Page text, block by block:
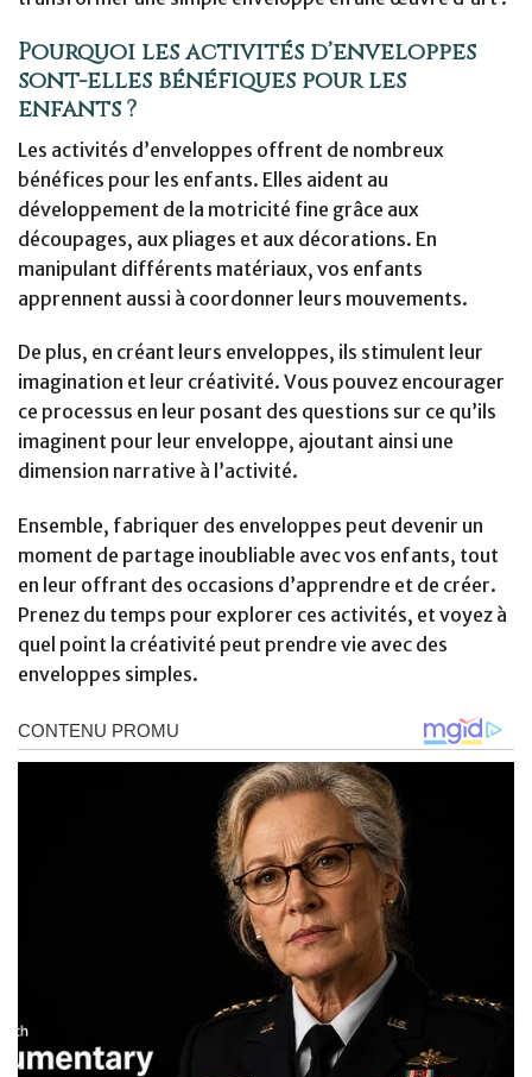
Pourquoi les activités d’enveloppes
sont-elles bénéfiques pour les
enfants ?
Les activités d’enveloppes offrent de nombreux
bénéfices pour les enfants. Elles aident au
développement de la motricité fine grâce aux
découpages, aux pliages et aux décorations. En
manipulant différents matériaux, vos enfants
apprennent aussi à coordonner leurs mouvements.
De plus, en créant leurs enveloppes, ils stimulent leur
imagination et leur créativité. Vous pouvez encourager
ce processus en leur posant des questions sur ce qu’ils
imaginent pour leur enveloppe, ajoutant ainsi une
dimension narrative à l’activité.
Ensemble, fabriquer des enveloppes peut devenir un
moment de partage inoubliable avec vos enfants, tout
en leur offrant des occasions d’apprendre et de créer.
Prenez du temps pour explorer ces activités, et voyez à
quel point la créativité peut prendre vie avec des
enveloppes simples.